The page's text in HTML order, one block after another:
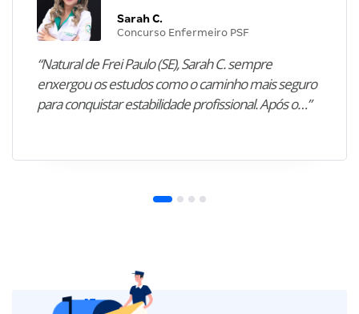
Sarah C.
Concurso Enfermeiro PSF
“Natural de Frei Paulo (SE), Sarah C. sempre
enxergou os estudos como o caminho mais seguro
para conquistar estabilidade profissional. Após o…”